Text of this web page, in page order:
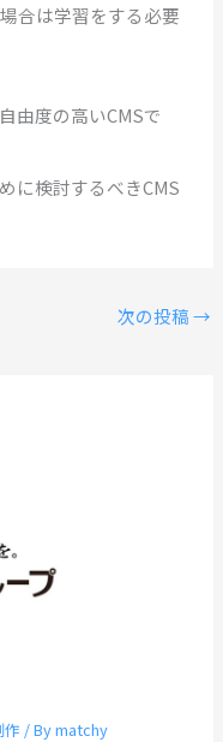
合は学習をする必要
由度の高いCMSで
に検討するべきCMS
次の投稿→
作 / Bymatchy